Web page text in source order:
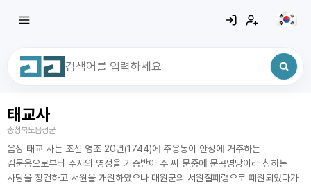
최근 검색어
태교사
충청북도음성군
음성 태교 사는 조선 영조 20년(1744)에 주응동이 안성에 거주하는
김문웅으로부터 주자의 영정을 기증받아 주 씨 문중에 문곡영당이라 칭하는
사당을 창건하고 서원을 개원하였으나 대원군의 서원철폐령으로 폐원되었다가